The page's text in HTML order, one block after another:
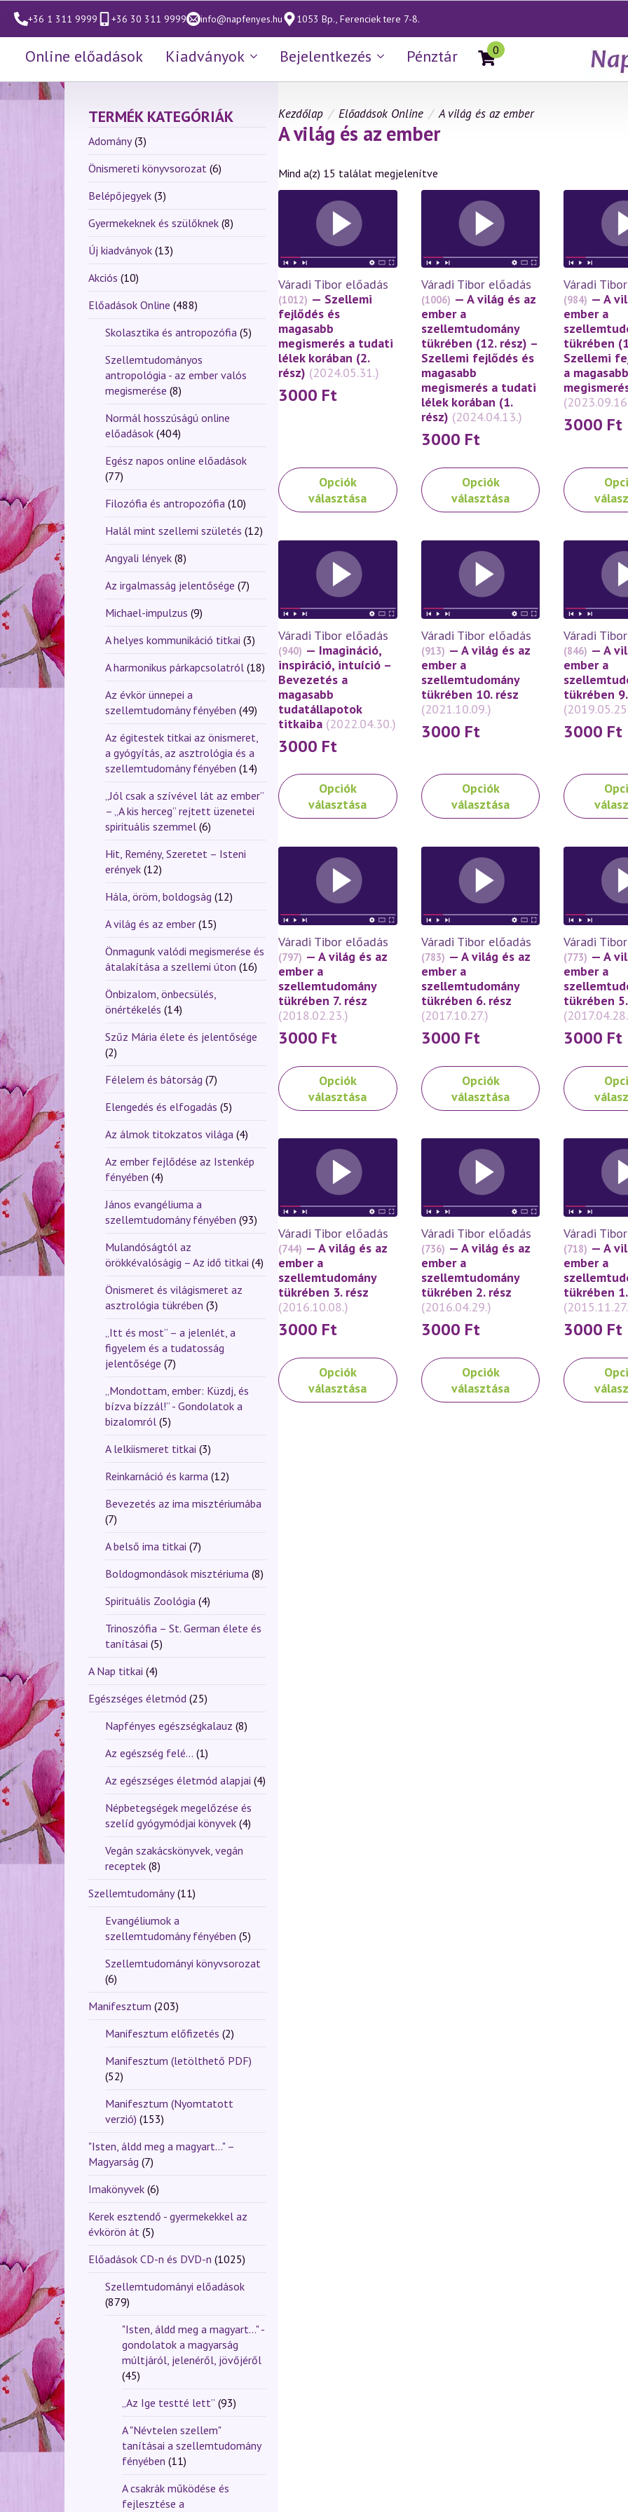
+36 1 311 9999 +36 30 311 9999 info@napfenyes.hu 1053 Bp., Ferenciek tere 7-8.
Online előadások Kiadványok Bejelentkezés Pénztár 0
TERMÉK KATEGÓRIÁK
Adomány (3)
Önismereti könyvsorozat (6)
Belépőjegyek (3)
Gyermekeknek és szülőknek (8)
Új kiadványok (13)
Akciós (10)
Előadások Online (488)
Skolasztika és antropozófia (5)
Szellemtudományos
antropológia - az ember valós
megismerése (8)
Normál hosszúságú online
előadások (404)
Egész napos online előadások
(77)
Filozófia és antropozófia (10)
Halál mint szellemi születés (12)
Angyali lények (8)
Az irgalmasság jelentősége (7)
Michael-impulzus (9)
A helyes kommunikáció titkai (3)
A harmonikus párkapcsolatról (18)
Az évkör ünnepei a
szellemtudomány fényében (49)
Az égitestek titkai az önismeret,
a gyógyítás, az asztrológia és a
szellemtudomány fényében (14)
„Jól csak a szívével lát az ember”
– „A kis herceg” rejtett üzenetei
spirituális szemmel (6)
Hit, Remény, Szeretet – Isteni
erények (12)
Hála, öröm, boldogság (12)
A világ és az ember (15)
Önmagunk valódi megismerése és
átalakítása a szellemi úton (16)
Önbizalom, önbecsülés,
önértékelés (14)
Szűz Mária élete és jelentősége
(2)
Félelem és bátorság (7)
Elengedés és elfogadás (5)
Az álmok titokzatos világa (4)
Az ember fejlődése az Istenkép
fényében (4)
János evangéliuma a
szellemtudomány fényében (93)
Mulandóságtól az
örökkévalóságig – Az idő titkai (4)
Önismeret és világismeret az
asztrológia tükrében (3)
„Itt és most” – a jelenlét, a
figyelem és a tudatosság
jelentősége (7)
„Mondottam, ember: Küzdj, és
bízva bízzál!” - Gondolatok a
bizalomról (5)
A lelkiismeret titkai (3)
Reinkarnáció és karma (12)
Bevezetés az ima misztériumába
(7)
A belső ima titkai (7)
Boldogmondások misztériuma (8)
Spirituális Zoológia (4)
Trinoszófia – St. German élete és
tanításai (5)
A Nap titkai (4)
Egészséges életmód (25)
Napfényes egészségkalauz (8)
Az egészség felé... (1)
Az egészséges életmód alapjai (4)
Népbetegségek megelőzése és
szelíd gyógymódjai könyvek (4)
Vegán szakácskönyvek, vegán
receptek (8)
Szellemtudomány (11)
Evangéliumok a
szellemtudomány fényében (5)
Szellemtudományi könyvsorozat
(6)
Manifesztum (203)
Manifesztum előfizetés (2)
Manifesztum (letölthető PDF)
(52)
Manifesztum (Nyomtatott
verzió) (153)
"Isten, áldd meg a magyart..." –
Magyarság (7)
Imakönyvek (6)
Kerek esztendő - gyermekekkel az
évkörön át (5)
Előadások CD-n és DVD-n (1025)
Szellemtudományi előadások
(879)
"Isten, áldd meg a magyart..." -
gondolatok a magyarság
múltjáról, jelenéről, jövőjéről
(45)
„Az Ige testté lett” (93)
A "Névtelen szellem"
tanításai a szellemtudomány
fényében (11)
A csakrák működése és
fejlesztése a
Kezdőlap Előadások Online A világ és az ember
A világ és az ember
Mind a(z) 15 találat megjelenítve
Váradi Tibor előadás
(1012) — Szellemi
fejlődés és
magasabb
megismerés a tudati
lélek korában (2.
rész) (2024.05.31.)
3000 Ft
Opciók
választása
Ennek
a
terméknek
variációja
változatok
termékoldalon
választhatók
ki
Váradi Tibor előadás
(1006) — A világ és az
ember a
szellemtudomány
tükrében (12. rész) –
Szellemi fejlődés és
magasabb
megismerés a tudati
lélek korában (1.
rész) (2024.04.13.)
3000 Ft
Opciók
választása
Ennek
a
terméknek
variációja
változatok
termékoldalon
választhatók
ki
Váradi
(984) — A
ember a
tükrében
Szellemi
a magasabb
3000 Ft
Ennek
a
terméknek
variációja
változatok
választhatók
ki
Váradi Tibor előadás
(940) — Imagináció,
inspiráció, intuíció –
Bevezetés a
magasabb
tudatállapotok
titkaiba (2022.04.30.)
3000 Ft
Opciók
választása
Ennek
a
terméknek
variációja
változatok
termékoldalon
választhatók
ki
Váradi Tibor előadás
(913) — A világ és az
ember a
szellemtudomány
tükrében 10. rész
(2021.10.09.)
3000 Ft
Opciók
választása
Ennek
a
terméknek
variációja
változatok
termékoldalon
választhatók
ki
Váradi
(846) — A
ember a
tükrében
3000 Ft
Ennek
a
terméknek
variációja
változatok
választhatók
ki
Váradi Tibor előadás
(797) — A világ és az
ember a
szellemtudomány
tükrében 7. rész
(2018.02.23.)
3000 Ft
Opciók
választása
Ennek
a
terméknek
variációja
változatok
a
termékoldalon
választhatók
ki
Váradi Tibor előadás
(783) — A világ és az
ember a
szellemtudomány
tükrében 6. rész
(2017.10.27.)
3000 Ft
Opciók
választása
Ennek
a
terméknek
variációja
változatok
a
termékoldalon
választhatók
ki
Váradi
(773) — A
ember a
tükrében
3000 Ft
Ennek
a
terméknek
variációja
változatok
a
választhatók
ki
Váradi Tibor előadás
(744) — A világ és az
ember a
szellemtudomány
tükrében 3. rész
(2016.10.08.)
3000 Ft
Opciók
választása
Ennek
a
terméknek
Váradi Tibor előadás
(736) — A világ és az
ember a
szellemtudomány
tükrében 2. rész
(2016.04.29.)
3000 Ft
Opciók
választása
Ennek
a
terméknek
Váradi
(718) — A
ember a
tükrében
3000 Ft
Ennek
a
terméknek